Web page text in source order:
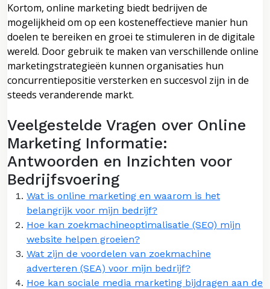
Kortom, online marketing biedt bedrijven de
mogelijkheid om op een kosteneffectieve manier hun
doelen te bereiken en groei te stimuleren in de digitale
wereld. Door gebruik te maken van verschillende online
marketingstrategieën kunnen organisaties hun
concurrentiepositie versterken en succesvol zijn in de
steeds veranderende markt.
Veelgestelde Vragen over Online
Marketing Informatie:
Antwoorden en Inzichten voor
Bedrijfsvoering
Wat is online marketing en waarom is het
belangrijk voor mijn bedrijf?
Hoe kan zoekmachineoptimalisatie (SEO) mijn
website helpen groeien?
Wat zijn de voordelen van zoekmachine
adverteren (SEA) voor mijn bedrijf?
Hoe kan sociale media marketing bijdragen aan de